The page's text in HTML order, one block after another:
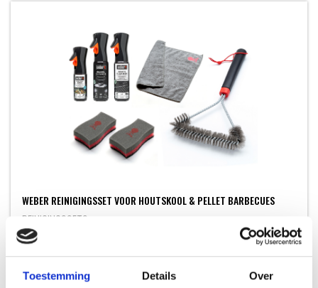
Toestemming Details Over
WEBER REINIGINGSSET VOOR HOUTSKOOL & PELLET BARBECUES
REINIGINGSSETS